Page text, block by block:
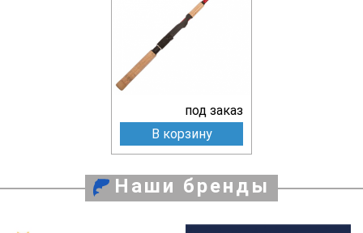
под заказ
В корзину
Наши бренды